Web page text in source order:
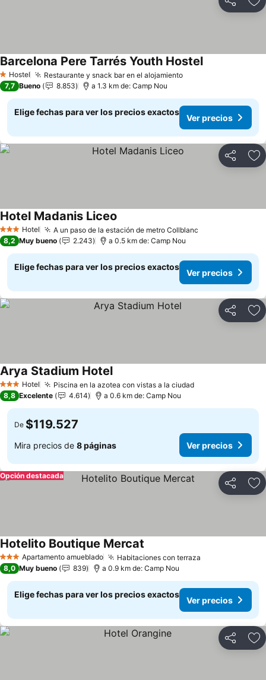
Compartir
1 Estrellas
Hostel Restaurante y snack bar en el alojamiento
Barcelona Pere Tarrés Youth Hostel
7,7 Bueno 8.853 a 1.3 km de: Camp Nou
Elige fechas para ver los precios exactos
Ver precios
Compartir
3 Estrellas
Hotel A un paso de la estación de metro Collblanc
Hotel Madanis Liceo
8,2 Muy bueno 2.243 a 0.5 km de: Camp Nou
Elige fechas para ver los precios exactos
Ver precios
Compartir
3 Estrellas
Hotel Piscina en la azotea con vistas a la ciudad
Arya Stadium Hotel
8,8 Excelente 4.614 a 0.6 km de: Camp Nou
De $119.527
Mira precios de 8 páginas Ver precios
Compartir
Opción destacada
3 EstrellasApartamento amueblado Habitaciones con terraza
Hotelito Boutique Mercat
8,0 Muy bueno 839 a 0.9 km de: Camp Nou
Elige fechas para ver los precios exactos
Ver precios
Compartir